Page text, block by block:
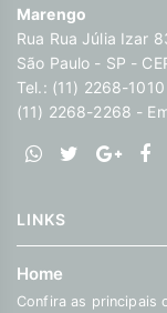
Marengo
Rua Rua Júlia Izar
São Paulo - SP -
Tel.: (11) 2268-1010
(11) 2268-2268 -
LINKS
Home
Confira as principais